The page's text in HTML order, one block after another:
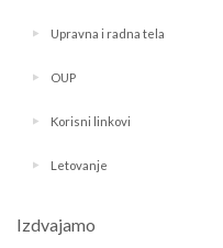
Upravna i radna tela
OUP
Korisni linkovi
Letovanje
Izdvajamo